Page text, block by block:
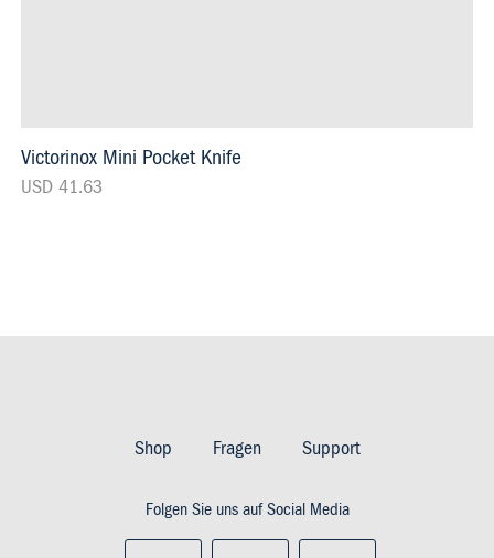
Victorinox Mini Pocket Knife
USD 41.63
Shop Fragen Support
Folgen Sie uns auf Social Media